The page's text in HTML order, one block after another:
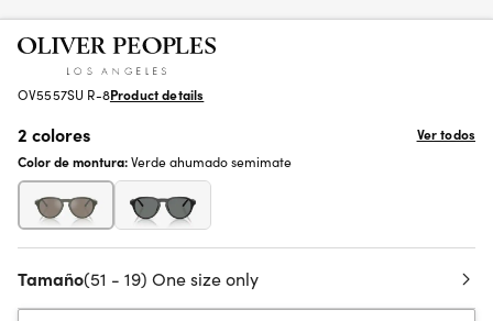
OV5557SU R-8Product details
2 colores
Ver todos
Color de montura:Verde ahumado semimate
Tamaño(51 - 19) One size only